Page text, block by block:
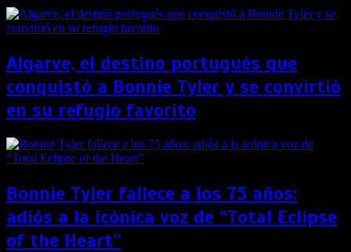
Algarve, el destino portugués que
conquistó a Bonnie Tyler y se convirtió
en su refugio favorito
Bonnie Tyler fallece a los 75 años:
adiós a la icónica voz de “Total Eclipse
of the Heart”